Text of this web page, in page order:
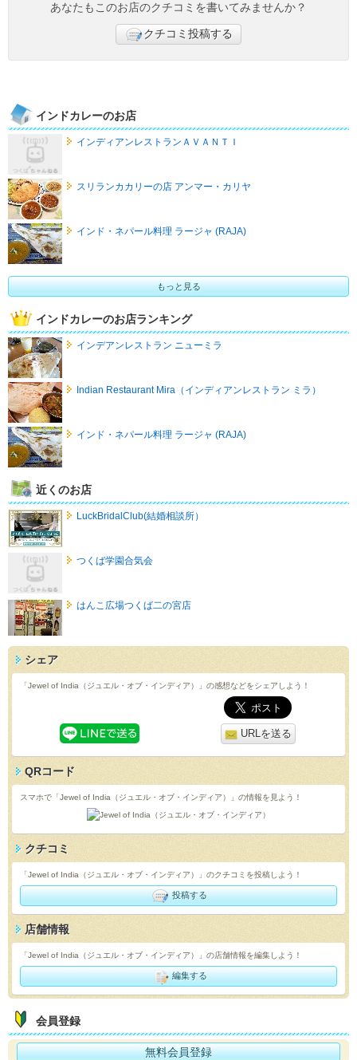
あなたもこのお店のクチコミを書いてみませんか？
クチコミ投稿する
インドカレーのお店
インディアンレストランＡＶＡＮＴＩ
スリランカカリーの店 アンマー・カリヤ
インド・ネパール料理 ラージャ (RAJA)
もっと見る
インドカレーのお店ランキング
インデアンレストラン ニューミラ
Indian Restaurant Mira（インディアンレストラン ミラ）
インド・ネパール料理 ラージャ (RAJA)
近くのお店
LuckBridalClub(結婚相談所）
つくば学園合気会
はんこ広場つくば二の宮店
シェア
「Jewel of India（ジュエル・オブ・インディア）」の感想などをシェアしよう！
URLを送る
QRコード
スマホで「Jewel of India（ジュエル・オブ・インディア）」の情報を見よう！
クチコミ
「Jewel of India（ジュエル・オブ・インディア）」のクチコミを投稿しよう！
投稿する
店舗情報
「Jewel of India（ジュエル・オブ・インディア）」の店舗情報を編集しよう！
編集する
会員登録
無料会員登録